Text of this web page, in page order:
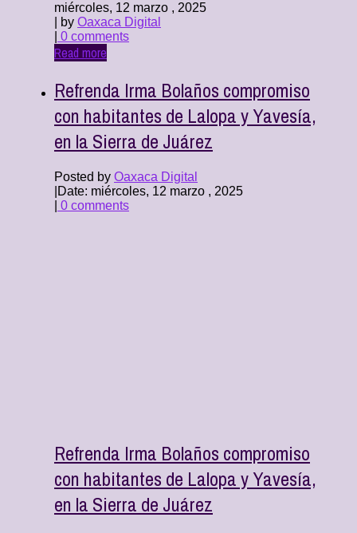
miércoles, 12 marzo , 2025
| by Oaxaca Digital
0 comments
Read more
Refrenda Irma Bolaños compromiso
con habitantes de Lalopa y Yavesía,
en la Sierra de Juárez
Posted by Oaxaca Digital
Date: miércoles, 12 marzo , 2025
0 comments
Refrenda Irma Bolaños compromiso
con habitantes de Lalopa y Yavesía,
en la Sierra de Juárez